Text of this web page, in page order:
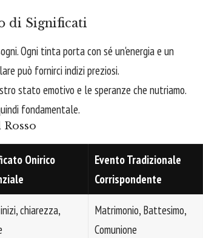
di Significati
Ogni tinta porta con sé un'energia e un
può fornirci indizi preziosi.
stato emotivo e le speranze che nutriamo.
fondamentale.
Onirico
Evento Tradizionale
Corrispondente
chiarezza,
Matrimonio, Battesimo,
Comunione